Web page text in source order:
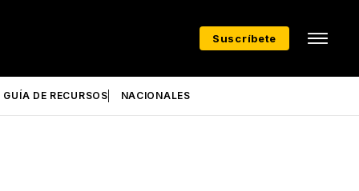
Suscríbete
GUÍA DE RECURSOS NACIONALES